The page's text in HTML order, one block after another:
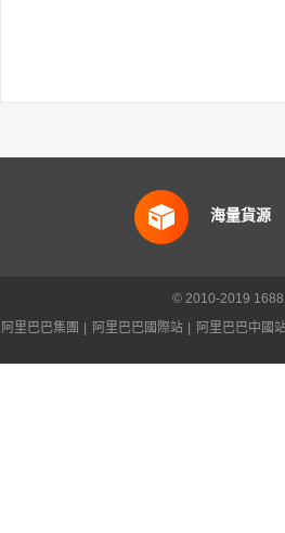
海量貨源
© 2010-2019
阿里巴巴集團
阿里巴巴國際站 阿里巴巴中國